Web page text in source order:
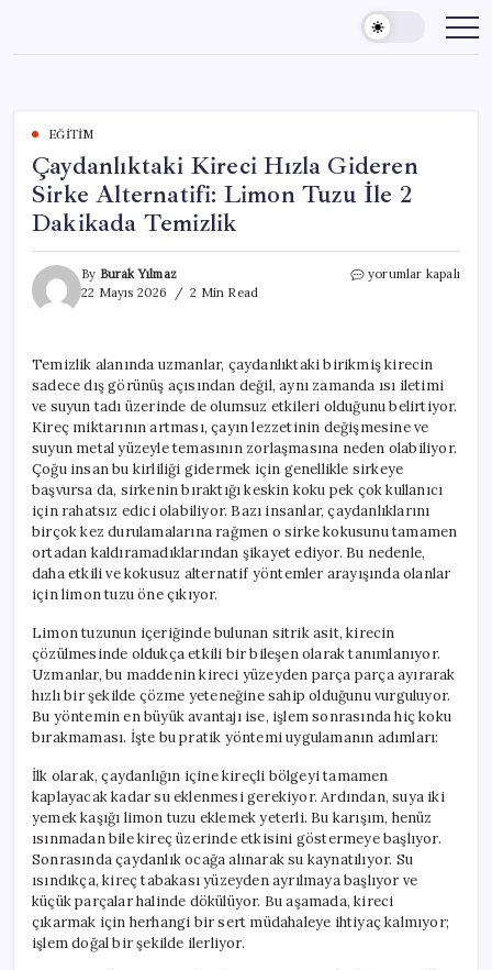
content
EĞITIM
Çaydanlıktaki Kireci Hızla Gideren
Sirke Alternatifi: Limon Tuzu İle 2
Dakikada Temizlik
By Burak Yılmaz
22 Mayıs 2026
2 Min Read
Çaydanlıktaki
Alternatifi:
Limon
Tuzu
İle
Dakikada
Temizlik
için
yorumlar kapalı
Temizlik alanında uzmanlar, çaydanlıktaki birikmiş kirecin
sadece dış görünüş açısından değil, aynı zamanda ısı iletimi
ve suyun tadı üzerinde de olumsuz etkileri olduğunu belirtiyor.
Kireç miktarının artması, çayın lezzetinin değişmesine ve
suyun metal yüzeyle temasının zorlaşmasına neden olabiliyor.
Çoğu insan bu kirliliği gidermek için genellikle sirkeye
başvursa da, sirkenin bıraktığı keskin koku pek çok kullanıcı
için rahatsız edici olabiliyor. Bazı insanlar, çaydanlıklarını
birçok kez durulamalarına rağmen o sirke kokusunu tamamen
ortadan kaldıramadıklarından şikayet ediyor. Bu nedenle,
daha etkili ve kokusuz alternatif yöntemler arayışında olanlar
için limon tuzu öne çıkıyor.
Limon tuzunun içeriğinde bulunan sitrik asit, kirecin
çözülmesinde oldukça etkili bir bileşen olarak tanımlanıyor.
Uzmanlar, bu maddenin kireci yüzeyden parça parça ayırarak
hızlı bir şekilde çözme yeteneğine sahip olduğunu vurguluyor.
Bu yöntemin en büyük avantajı ise, işlem sonrasında hiç koku
bırakmaması. İşte bu pratik yöntemi uygulamanın adımları:
İlk olarak, çaydanlığın içine kireçli bölgeyi tamamen
kaplayacak kadar su eklenmesi gerekiyor. Ardından, suya iki
yemek kaşığı limon tuzu eklemek yeterli. Bu karışım, henüz
ısınmadan bile kireç üzerinde etkisini göstermeye başlıyor.
Sonrasında çaydanlık ocağa alınarak su kaynatılıyor. Su
ısındıkça, kireç tabakası yüzeyden ayrılmaya başlıyor ve
küçük parçalar halinde dökülüyor. Bu aşamada, kireci
çıkarmak için herhangi bir sert müdahaleye ihtiyaç kalmıyor;
işlem doğal bir şekilde ilerliyor.